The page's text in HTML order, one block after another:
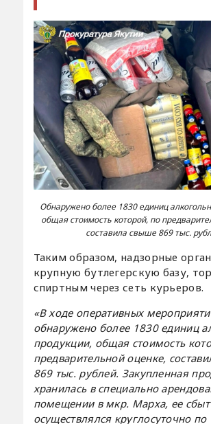
Обнаружено более 1830 единиц
общая стоимость которой, по
составила свыше 869 тыс.
Таким образом, надзорные
крупную бутлегерскую базу,
спиртным через сеть курьеров.
«В ходе оперативных
обнаружено более 1830 единиц
продукции, общая стоимость
предварительной оценке,
869 тыс. рублей. Закупленная
хранилась в специально
помещении в мкр. Марха, ее сбыт
осуществлялся круглосуточно по